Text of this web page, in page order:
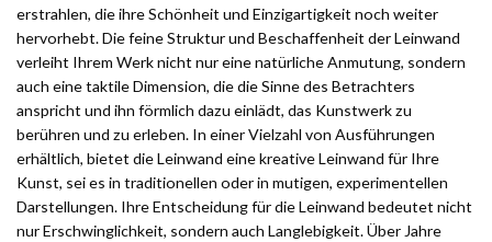
erstrahlen, die ihre Schönheit und Einzigartigkeit noch weiter
hervorhebt. Die feine Struktur und Beschaffenheit der Leinwand
verleiht Ihrem Werk nicht nur eine natürliche Anmutung, sondern
auch eine taktile Dimension, die die Sinne des Betrachters
anspricht und ihn förmlich dazu einlädt, das Kunstwerk zu
berühren und zu erleben. In einer Vielzahl von Ausführungen
erhältlich, bietet die Leinwand eine kreative Leinwand für Ihre
Kunst, sei es in traditionellen oder in mutigen, experimentellen
Darstellungen. Ihre Entscheidung für die Leinwand bedeutet nicht
nur Erschwinglichkeit, sondern auch Langlebigkeit. Über Jahre